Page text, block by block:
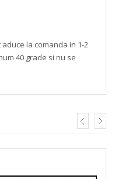
la comanda in 1-2
40 grade si nu se